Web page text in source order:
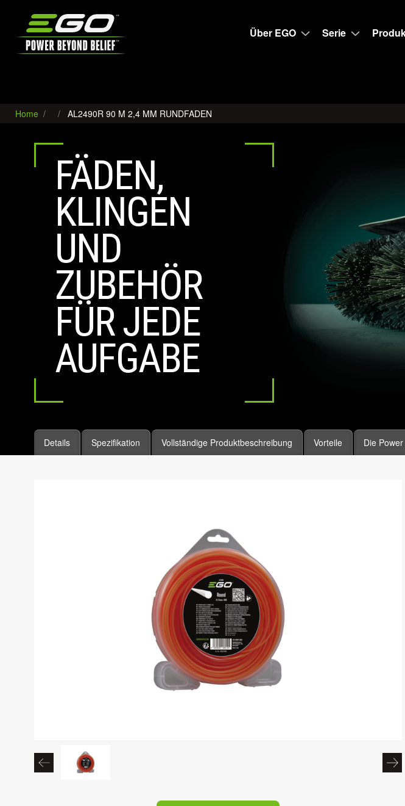
Über EGO
Serie
Home AL2490R 90 M 2,4 MM RUNDFADEN
FÄDEN,
KLINGEN
UND
ZUBEHÖR
FÜR JEDE
AUFGABE
Details Spezifikation Vollständige Produktbeschreibung Vorteile Die Power